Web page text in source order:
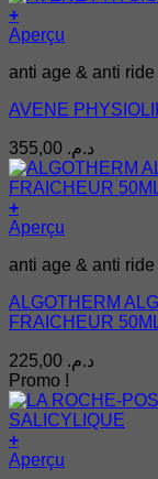
+
Aperçu
anti age & anti ride
AVENE
د.م.
+
Aperçu
anti age & anti ride
ALGOTHERM
FRAICHEUR
د.م.
Promo !
+
Aperçu